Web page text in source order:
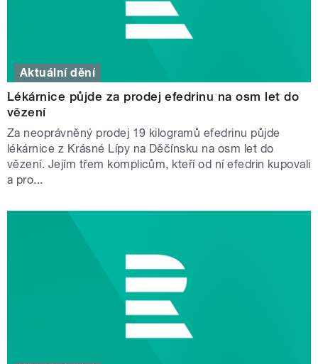
Aktuální dění
Lékárnice půjde za prodej efedrinu na osm let do
vězení
Za neoprávněný prodej 19 kilogramů efedrinu půjde
lékárnice z Krásné Lípy na Děčínsku na osm let do
vězení. Jejím třem komplicům, kteří od ní efedrin kupovali
a pro...